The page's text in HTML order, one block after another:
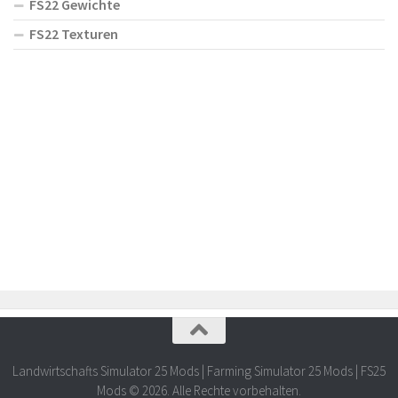
FS22 Gewichte
FS22 Texturen
Landwirtschafts Simulator 25 Mods | Farming Simulator 25 Mods | FS25
Mods © 2026. Alle Rechte vorbehalten.